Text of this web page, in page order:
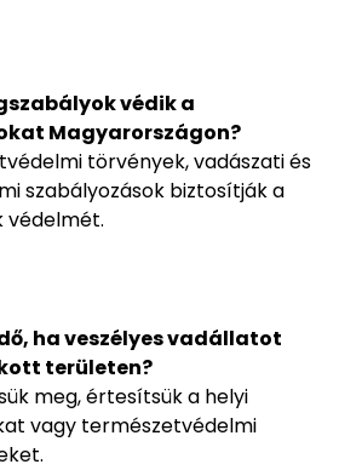
védik a
Magyarországon?
törvények, vadászati és
szabályozások biztosítják a
védelmét.
ha veszélyes vadállatot
területen?
meg, értesítsük a helyi
vagy természetvédelmi